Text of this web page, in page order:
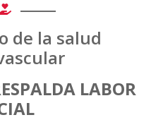
de la salud
LABOR